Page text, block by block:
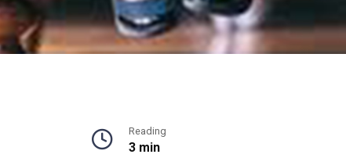
Reading
3 min